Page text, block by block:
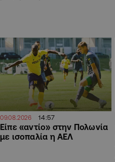
09.08.2026 14:57
Είπε «αντίο» στην Πολωνία
με ισοπαλία η ΑΕΛ